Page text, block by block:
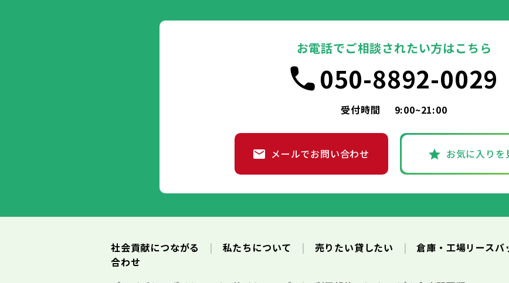
お電話でご相談されたい方はこちら
050-8892-0029
受付時間 9:00~21:00
メールでお問い合わせ お気に入りを
社会貢献につながる 私たちについて 売りたい貸したい 倉庫・工場リースバ
合わせ